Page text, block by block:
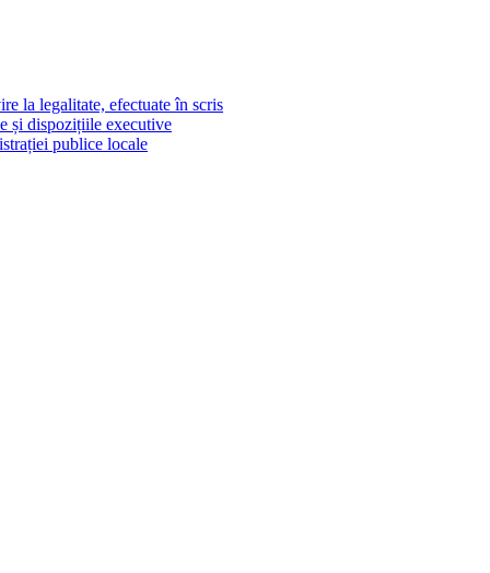
la legalitate, efectuate în scris
și dispozițiile executive
publice locale